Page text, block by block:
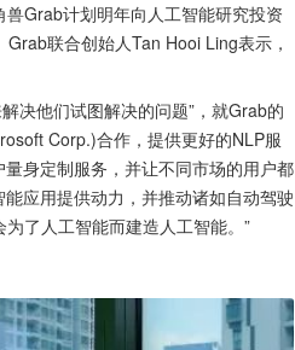
Grab计划明年向人工智能研究投资
联合创始人Tan Hooi Ling表示，
决他们试图解决的问题”，就Grab的
Corp.)合作，提供更好的NLP服
身定制服务，并让不同市场的用户都
应用提供动力，并推动诸如自动驾驶
了人工智能而建造人工智能。”